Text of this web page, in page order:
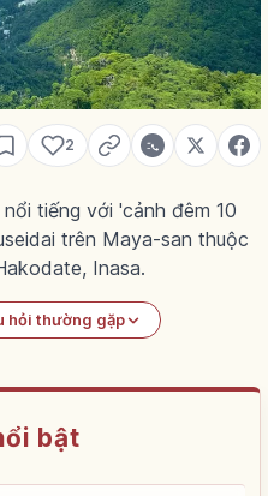
2
tiếng với 'cảnh đêm 10
trên Maya-san thuộc
Inasa.
hỏi thường gặp
bật